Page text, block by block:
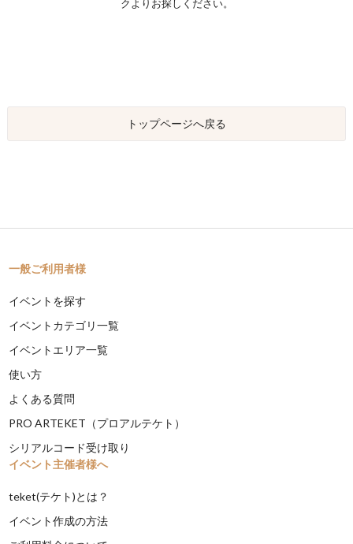
クよりお探しください。
トップページへ戻る
一般ご利用者様
イベントを探す
イベントカテゴリ一覧
イベントエリア一覧
使い方
よくある質問
PRO ARTEKET（プロアルテケト）
シリアルコード受け取り
イベント主催者様へ
teket(テケト)とは？
イベント作成の方法